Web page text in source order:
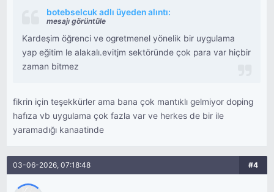
botebselcuk adlı üyeden alıntı:
mesajı görüntüle
Kardeşim öğrenci ve ogretmenel yönelik bir uygulama
yap eğitim le alakalı.evitjm sektöründe çok para var hiçbir
zaman bitmez
fikrin için teşekkürler ama bana çok mantıklı gelmiyor doping
hafıza vb uygulama çok fazla var ve herkes de bir ile
yaramadığı kanaatinde
03-06-2026, 07:18:48 #4